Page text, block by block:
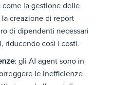
come la gestione delle
creazione di report
di dipendenti necessari
riducendo così i costi.
: gli AI agent sono in
le inefficienze